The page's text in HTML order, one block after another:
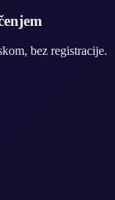
bez registracije.